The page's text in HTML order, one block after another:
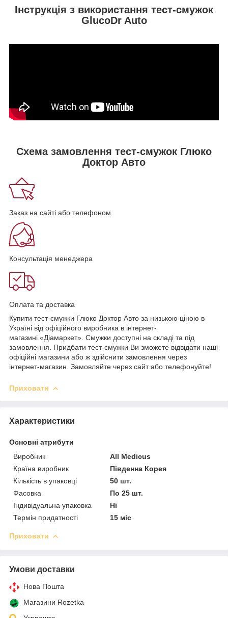
Інструкція з використання тест-смужок
GlucoDr Auto
Схема замовлення тест-смужок Глюко
Доктор Авто
Заказ на сайті або телефоном
Консультація менеджера
Оплата та доставка
Купити тест-смужки Глюко Доктор Авто за низькою ціною в
Україні від офіційного виробника в інтернет-
магазині «Діамаркет». Смужки доступні на складі та під
замовлення. Придбати тест-смужки Ви зможете відвідати наші
офіційні магазини або ж здійснити замовлення через
інтернет-магазин. Замовляйте через сайт або телефонуйте!
Приховати
Характеристики
Основні атрибути
Виробник
All Medicus
Країна виробник
Південна Корея
Кількість в упаковці
50 шт.
Фасовка
По 25 шт.
Індивідуальна упаковка
Ні
Термін придатності
15 міс
Приховати
Умови доставки
Нова Пошта
Магазини Rozetka